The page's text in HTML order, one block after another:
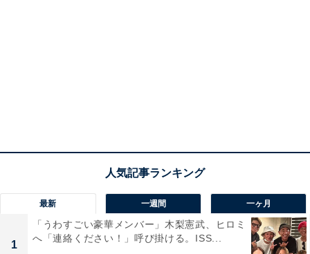
最新 一週間 一ヶ月
1
「うわすごい豪華メンバー」木梨憲武、ヒロミ
へ「連絡ください！」呼び掛ける。ISS...